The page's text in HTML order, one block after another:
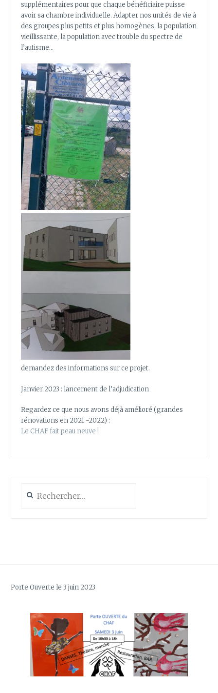
supplémentaires pour que chaque bénéficiaire puisse
avoir sa chambre individuelle. Adapter nos unités de vie à
des groupes plus petits et plus homogènes, la population
vieillissante, la population avec trouble du spectre de
l’autisme…
demandez des informations sur ce projet.
Janvier 2023 : lancement de l’adjudication
Regardez ce que nous avons déjà amélioré (grandes
rénovations en 2021 -2022) :
Le CHAF fait peau neuve !
Porte Ouverte le 3 juin 2023